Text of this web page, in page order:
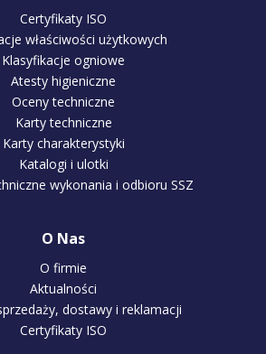
Certyfikaty ISO
właściwości użytkowych
Klasyfikacje ogniowe
Atesty higieniczne
Oceny techniczne
Karty techniczne
Karty charakterystyki
Katalogi i ulotki
wykonania i odbioru SSZ
O Nas
O firmie
Aktualności
dostawy i reklamacji
Certyfikaty ISO